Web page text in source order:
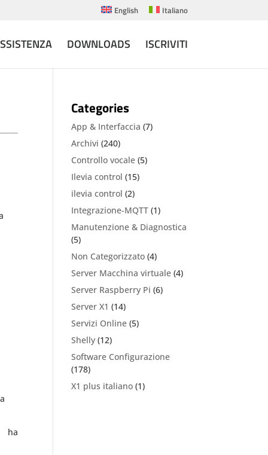
English Italiano
DOWNLOADS ISCRIVITI
ha
Categories
App & Interfaccia (7)
Archivi (240)
Controllo vocale (5)
Ilevia control (15)
ilevia control (2)
Integrazione-MQTT (1)
Manutenzione & Diagnostica
(5)
Non Categorizzato (4)
Server Macchina virtuale (4)
Server Raspberry Pi (6)
Server X1 (14)
Servizi Online (5)
Shelly (12)
Software Configurazione
(178)
X1 plus italiano (1)